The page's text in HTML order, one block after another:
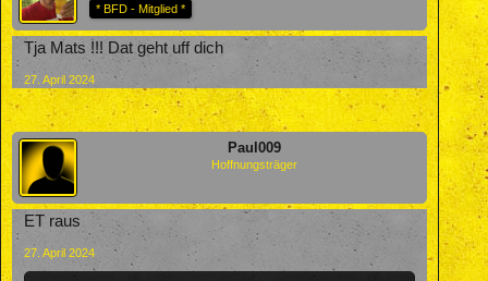
* BFD - Mitglied *
Tja Mats !!! Dat geht uff dich
27. April 2024
Paul009
Hoffnungsträger
ET raus
27. April 2024